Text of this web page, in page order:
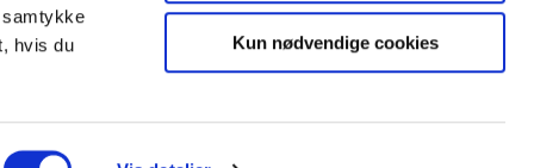
hvis du
Kun nødvendige cookies